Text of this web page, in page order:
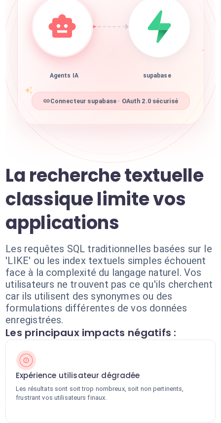
Agents IA supabase
Connecteur supabase · OAuth 2.0 sécurisé
La recherche textuelle
classique limite vos
applications
Les requêtes SQL traditionnelles basées sur le
'LIKE' ou les index textuels simples échouent
face à la complexité du langage naturel. Vos
utilisateurs ne trouvent pas ce qu'ils cherchent
car ils utilisent des synonymes ou des
formulations différentes de vos données
enregistrées.
Les principaux impacts négatifs :
Expérience utilisateur dégradée
Les résultats sont soit trop nombreux, soit non pertinents,
frustrant vos utilisateurs finaux.